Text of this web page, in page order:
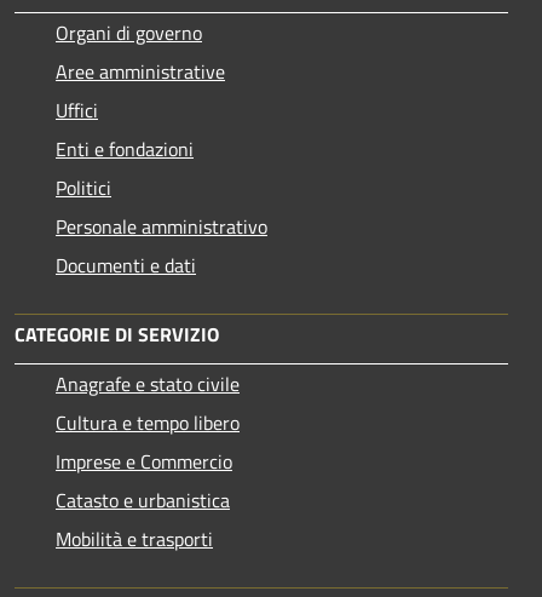
Organi di governo
Aree amministrative
Uffici
Enti e fondazioni
Politici
Personale amministrativo
Documenti e dati
CATEGORIE DI SERVIZIO
Anagrafe e stato civile
Cultura e tempo libero
Imprese e Commercio
Catasto e urbanistica
Mobilità e trasporti